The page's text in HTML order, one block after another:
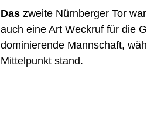
Das zweite Nürnberger Tor
auch eine Art Weckruf für die
dominierende Mannschaft,
Mittelpunkt stand.